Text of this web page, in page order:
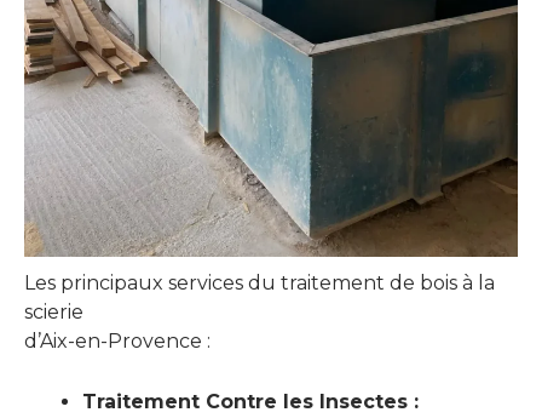
Les principaux services du traitement de bois à la
scierie
d’Aix-en-Provence :
Traitement Contre les Insectes :